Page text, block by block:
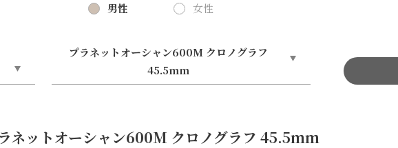
男性 女性
プラネットオーシャン600M クロノグラフ
45.5mm
ネットオーシャン600M クロノグラフ 45.5mm